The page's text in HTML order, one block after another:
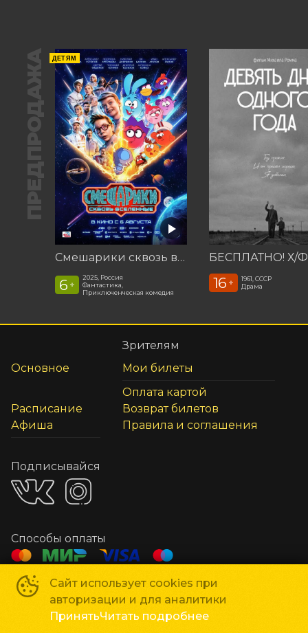
ПРЕДПРОДАЖА ДЕТЯМ
Смешарики сквозь вселенные
6 +
2025, Россия
Фантастика,
Приключенческая комедия
16 +
1961, СССР
Драма
Сайт использует cookies при
авторизации и для аналитики
ПринятьЧитать подробнее
Основное
Расписание
Афиша
Зрителям
Мои билеты
Оплата картой
Возврат билетов
Правила и соглашения
Подписывайся
Способы оплаты
Сеть кинотеатров «Мир Кино»©2018-
Powered byp24.app